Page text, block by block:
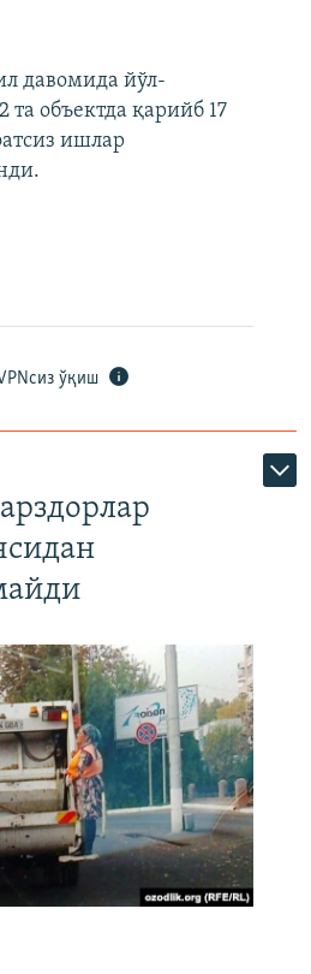
давомида йўл-
объектда қарийб 17
ишлар
ўқиш